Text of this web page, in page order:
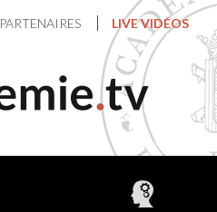
PARTENAIRES LIVE VIDÉOS